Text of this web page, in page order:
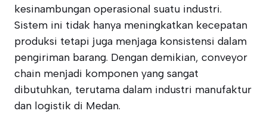
kesinambungan operasional suatu industri.
Sistem ini tidak hanya meningkatkan kecepatan
produksi tetapi juga menjaga konsistensi dalam
pengiriman barang. Dengan demikian, conveyor
chain menjadi komponen yang sangat
dibutuhkan, terutama dalam industri manufaktur
dan logistik di Medan.